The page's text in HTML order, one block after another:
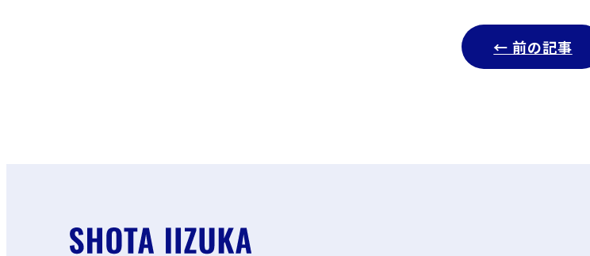
← 前の記事